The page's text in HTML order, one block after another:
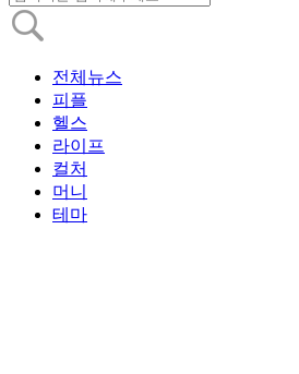
전체뉴스
피플
헬스
라이프
컬처
머니
테마